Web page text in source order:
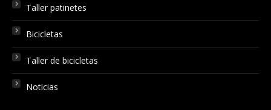
Taller patinetes
Bicicletas
Taller de bicicletas
Noticias